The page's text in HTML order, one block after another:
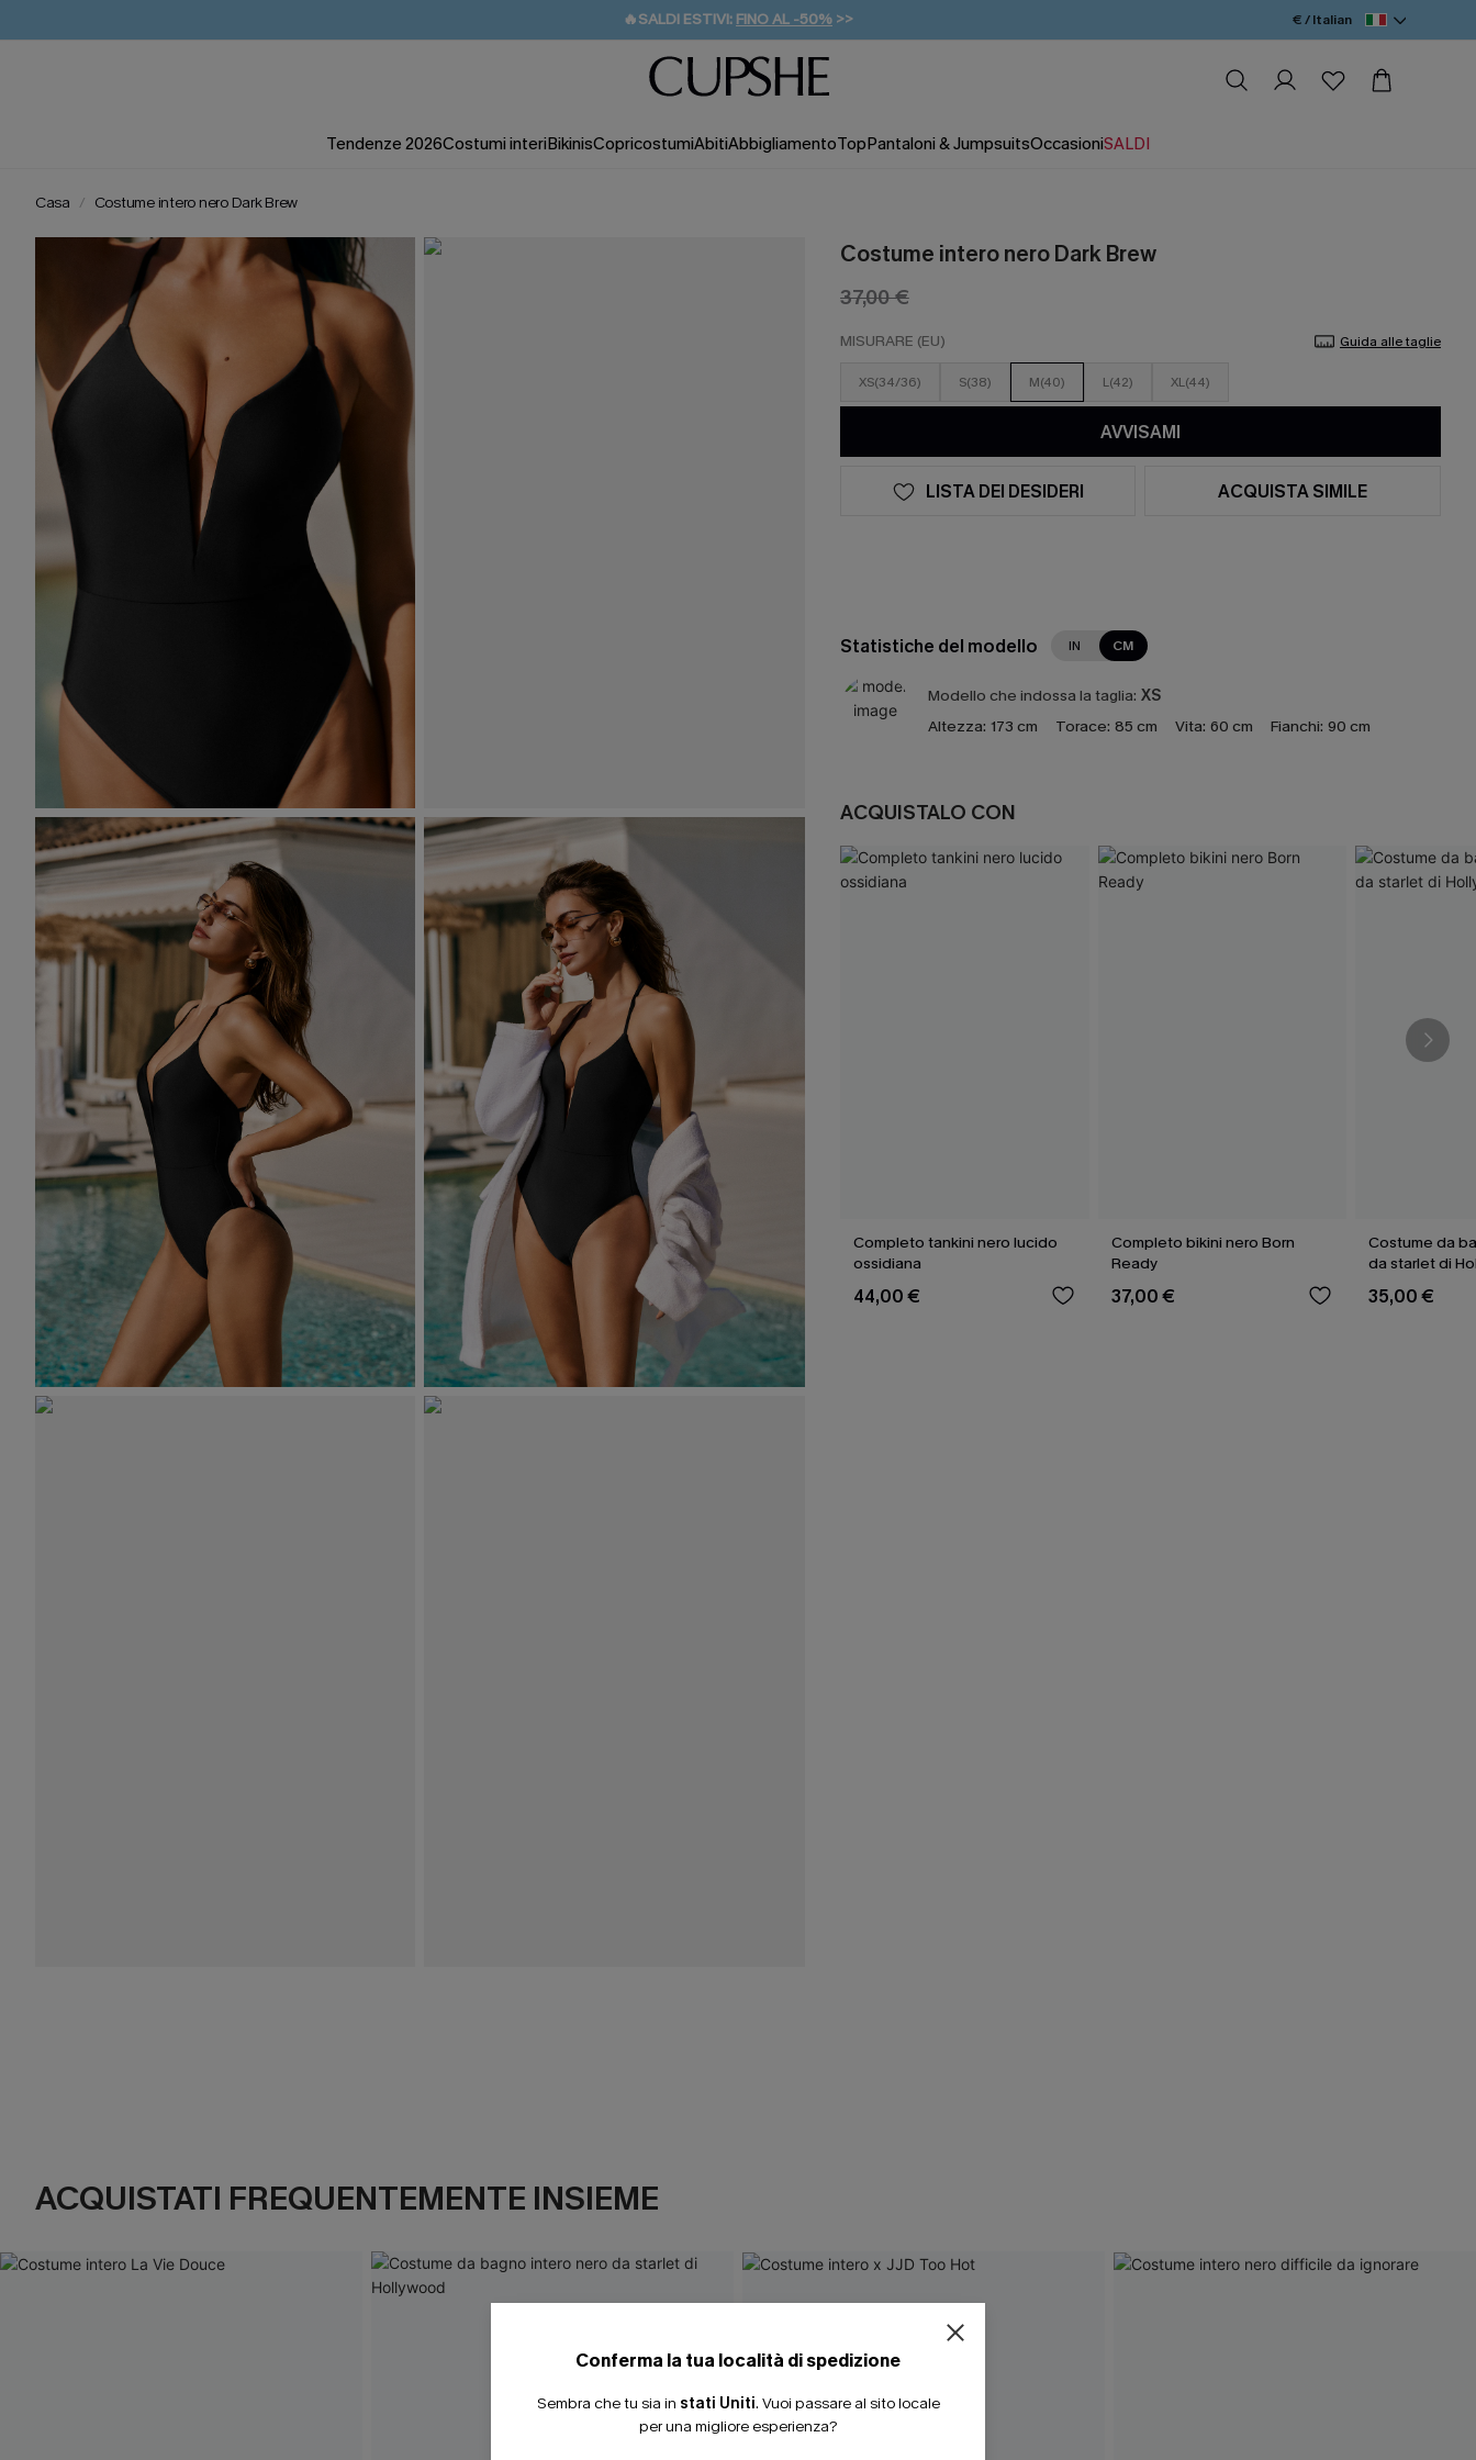
🔥SALDI ESTIVI: FINO AL -50% >>
🚚SPEDIZIONE GRATUITA DA 49€
💌REGALO PER I NUOVI: 20% DI SCONTO*
€ / Italian
Tendenze 2026Costumi interiBikinisCopricostumiAbitiAbbigliamentoTopPantaloni & JumpsuitsOccasioniSALDI
Casa Costume intero nero Dark Brew
Costume intero nero Dark Brew
37,00 €
MISURARE (EU) Guida alle taglie
XS(34/36) S(38) M(40) L(42) XL(44)
AVVISAMI
LISTA DEI DESIDERI ACQUISTA SIMILE
Statistiche del modello IN CM
Modello che indossa la taglia: XS
Altezza: 173 cm Torace: 85 cm Vita: 60 cm Fianchi: 90 cm
ACQUISTALO CON
Completo tankini nero lucido
ossidiana
44,00 €
Completo bikini nero Born
Ready
37,00 €
Costume da
da starlet di
35,00 €
ACQUISTATI FREQUENTEMENTE INSIEME
Conferma la tua località di spedizione
Sembra che tu sia in stati Uniti. Vuoi passare al sito locale
per una migliore esperienza?
20% DI SCONTO SU 2 O PIÙ ARTICOLI